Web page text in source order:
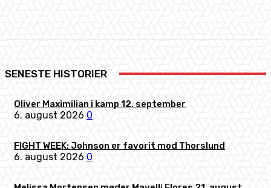
SENESTE HISTORIER
Oliver Maximilian i kamp 12. september
6. august 2026 0
FIGHT WEEK: Johnson er favorit mod Thorslund
6. august 2026 0